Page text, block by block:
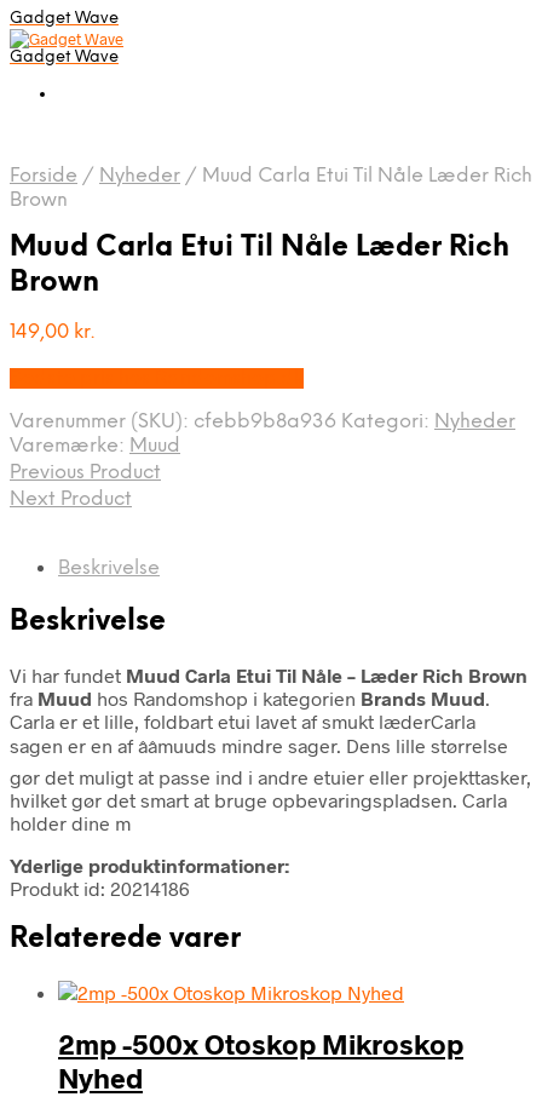
Gadget Wave
Gadget Wave
Forside / Nyheder / Muud Carla Etui Til Nåle Læder Rich
Brown
Muud Carla Etui Til Nåle Læder Rich
Brown
149,00 kr.
Varenummer (SKU): cfebb9b8a936 Kategori: Nyheder
Varemærke: Muud
Previous Product
Next Product
Beskrivelse
Beskrivelse
Vi har fundet Muud Carla Etui Til Nåle – Læder Rich Brown
fra Muud hos Randomshop i kategorien Brands Muud.
Carla er et lille, foldbart etui lavet af smukt læderCarla
sagen er en af ââmuuds mindre sager. Dens lille størrelse
gør det muligt at passe ind i andre etuier eller projekttasker,
hvilket gør det smart at bruge opbevaringspladsen. Carla
holder dine m
Yderlige produktinformationer:
Produkt id: 20214186
Relaterede varer
2mp -500x Otoskop Mikroskop
Nyhed